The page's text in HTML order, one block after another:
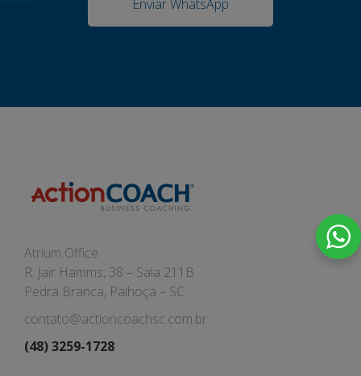
Enviar WhatsApp
Atrium Office
R. Jair Hamms, 38 – Sala 211B
Pedra Branca, Palhoça – SC
contato@actioncoachsc.com.br
(48) 3259-1728